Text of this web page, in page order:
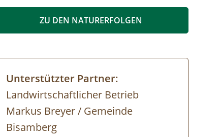
ZU DEN NATURERFOLGEN
Unterstützter Partner:
Landwirtschaftlicher Betrieb
Markus Breyer / Gemeinde
Bisamberg